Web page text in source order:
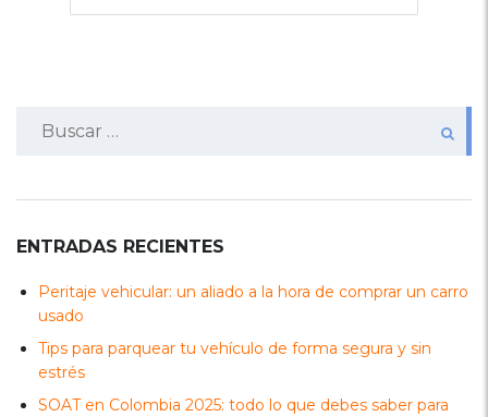
ENTRADAS RECIENTES
Peritaje vehicular: un aliado a la hora de comprar un carro
usado
Tips para parquear tu vehículo de forma segura y sin
estrés
SOAT en Colombia 2025: todo lo que debes saber para